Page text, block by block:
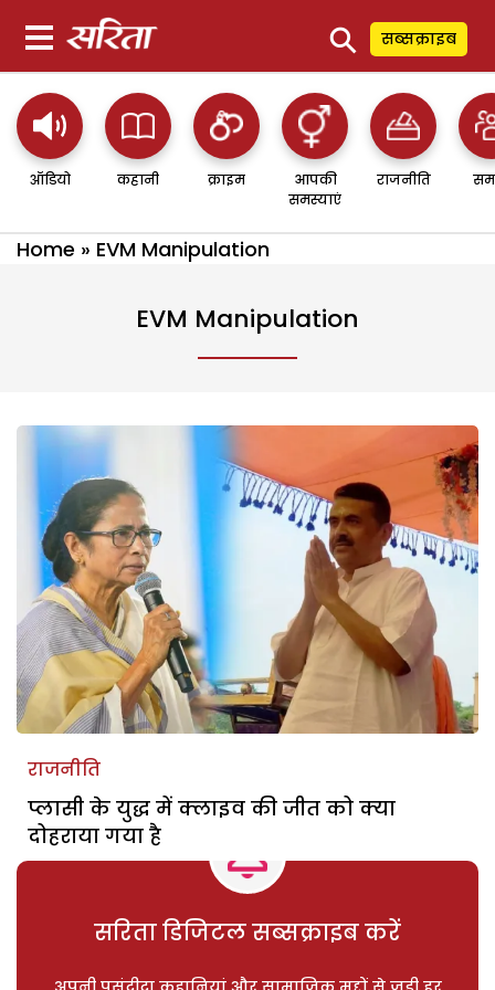
⚲ सब्सक्राइब
ऑडियो कहानी क्राइम
आपकी
समस्याएं
राजनीति
Home » EVM Manipulation
EVM Manipulation
राजनीति
प्लासी के युद्ध में क्लाइव की जीत को क्या
दोहराया गया है
सरिता डिजिटल सब्सक्राइब करें